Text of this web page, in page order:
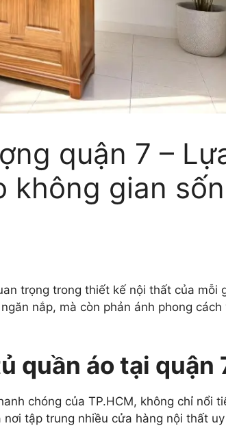
quận 7 –
không gian
trọng trong thiết kế nội thất của mỗi
nắp, mà còn phản ánh phong cách
quần áo tại quận
chóng của TP.HCM, không chỉ nổi
tập trung nhiều cửa hàng nội thất